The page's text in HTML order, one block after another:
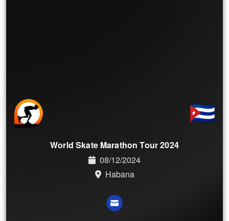
World Skate Marathon Tour 2024
08/12/2024
Habana